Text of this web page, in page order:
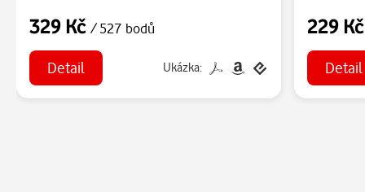
329 Kč / 527 bodů
Detail Ukázka:
229
Detail